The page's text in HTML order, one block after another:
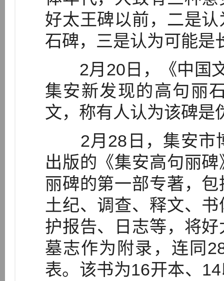
好太王碑以前，二是
石碑，三是认为可能是
2月20日，《中国文
集安新发现的高句丽
文，称有人认为该碑是
2月28日，集安市
出版的《集安高句丽
丽碑的第一部专著，
土纪、调查、释文、
护报告、日志等，将
墓志作为附录，连同
表。该书为16开本、